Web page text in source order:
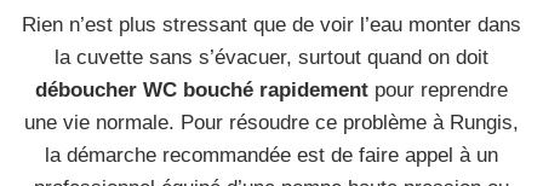
Rien n’est plus stressant que de voir l’eau monter dans
la cuvette sans s’évacuer, surtout quand on doit
déboucher WC bouché rapidement pour reprendre
une vie normale. Pour résoudre ce problème à Rungis,
la démarche recommandée est de faire appel à un